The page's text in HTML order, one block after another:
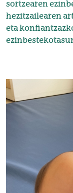
sortzearen
hezitzailearen
eta